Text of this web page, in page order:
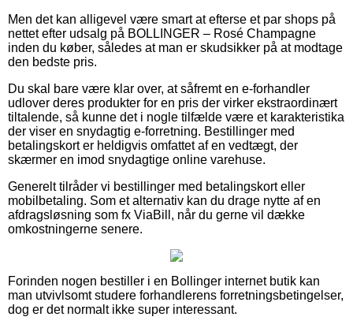
Men det kan alligevel være smart at efterse et par shops på
nettet efter udsalg på BOLLINGER – Rosé Champagne
inden du køber, således at man er skudsikker på at modtage
den bedste pris.
Du skal bare være klar over, at såfremt en e-forhandler
udlover deres produkter for en pris der virker ekstraordinært
tiltalende, så kunne det i nogle tilfælde være et karakteristika
der viser en snydagtig e-forretning. Bestillinger med
betalingskort er heldigvis omfattet af en vedtægt, der
skærmer en imod snydagtige online varehuse.
Generelt tilråder vi bestillinger med betalingskort eller
mobilbetaling. Som et alternativ kan du drage nytte af en
afdragsløsning som fx ViaBill, når du gerne vil dække
omkostningerne senere.
Forinden nogen bestiller i en Bollinger internet butik kan
man utvivlsomt studere forhandlerens forretningsbetingelser,
dog er det normalt ikke super interessant.